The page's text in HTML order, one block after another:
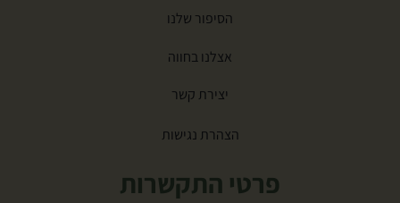
הסיפור שלנו
אצלנו בחווה
יצירת קשר
הצהרת נגישות
פרטי התקשרות